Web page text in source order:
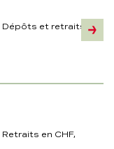
Dépôts et retraits
Retraits en CHF,